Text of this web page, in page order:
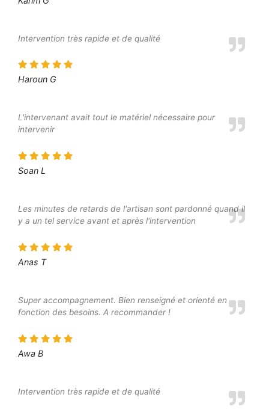
Intervention très rapide et de qualité
Haroun G
L'intervenant avait tout le matériel nécessaire pour
intervenir
Soan L
Les minutes de retards de l'artisan sont pardonné quand il
y a un tel service avant et après l'intervention
Anas T
Super accompagnement. Bien renseigné et orienté en
fonction des besoins. A recommander !
Awa B
Intervention très rapide et de qualité